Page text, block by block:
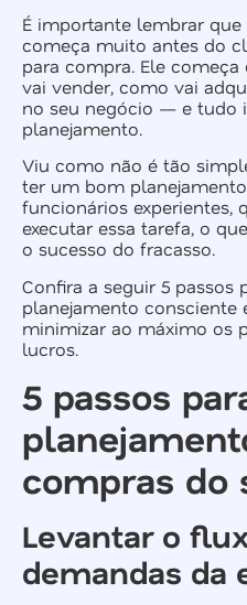
É importante lembrar
começa muito antes do
para compra. Ele
vai vender, como vai
no seu negócio — e tudo
planejamento.
Viu como não é tão
ter um bom
funcionários experientes,
executar essa tarefa, o
o sucesso do fracasso.
Confira a seguir 5 passos
planejamento consciente
minimizar ao máximo os
lucros.
5 passos
compras do
Levantar o
demandas da